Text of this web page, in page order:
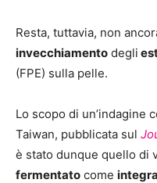
Resta, tuttavia, non
invecchiamento degli
(FPE) sulla pelle.
Lo scopo di un’indagine
Taiwan, pubblicata sul
è stato dunque quello di
fermentato come